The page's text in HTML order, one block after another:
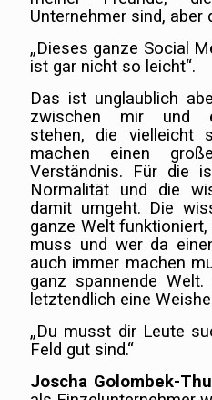
Unternehmer sind, aber
„Dieses ganze Social
ist gar nicht so leicht“.
Das ist unglaublich
zwischen mir und
stehen, die vielleicht
machen einen
Verständnis. Für die
Normalität und die
damit umgeht. Die
ganze Welt
muss und wer da
auch immer machen
ganz spannende
letztendlich eine
„Du musst dir Leute
Feld gut sind.“
Joscha Golombek-